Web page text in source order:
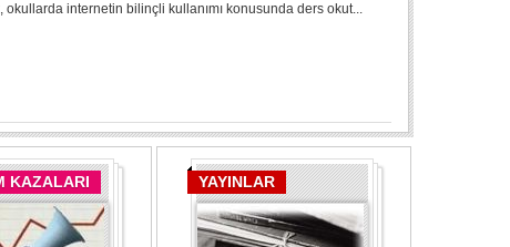
internetin bilinçli kullanımı konusunda ders okut...
KAZALARI YAYINLAR